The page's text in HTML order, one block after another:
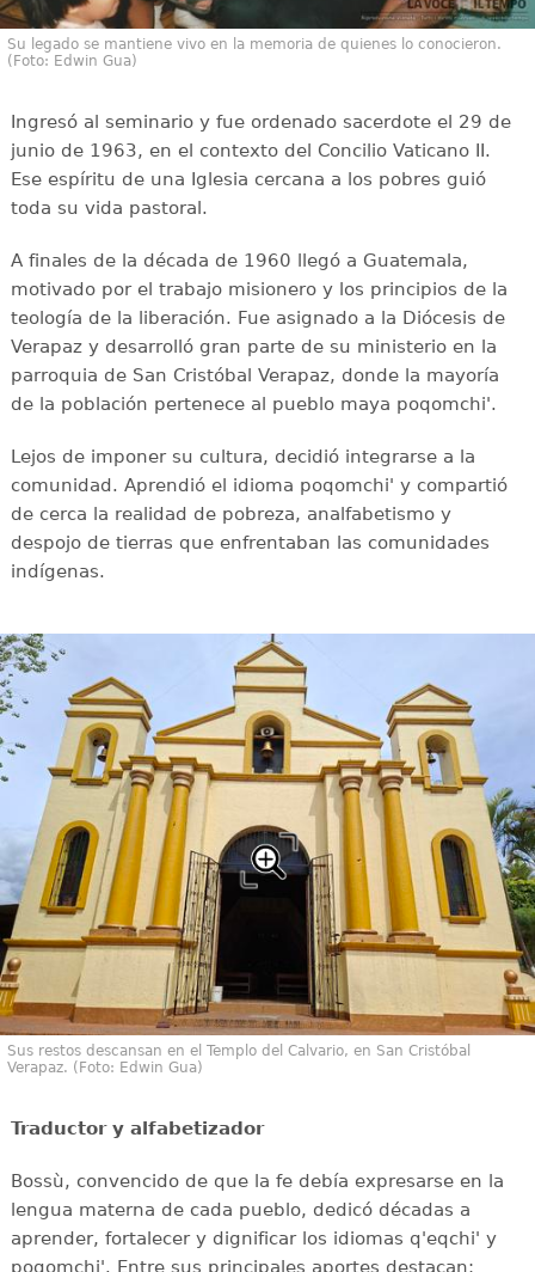
Su legado se mantiene vivo en la memoria de quienes lo conocieron.
(Foto: Edwin Gua)
Ingresó al seminario y fue ordenado sacerdote el 29 de
junio de 1963, en el contexto del Concilio Vaticano II.
Ese espíritu de una Iglesia cercana a los pobres guió
toda su vida pastoral.
A finales de la década de 1960 llegó a Guatemala,
motivado por el trabajo misionero y los principios de la
teología de la liberación. Fue asignado a la Diócesis de
Verapaz y desarrolló gran parte de su ministerio en la
parroquia de San Cristóbal Verapaz, donde la mayoría
de la población pertenece al pueblo maya poqomchi'.
Lejos de imponer su cultura, decidió integrarse a la
comunidad. Aprendió el idioma poqomchi' y compartió
de cerca la realidad de pobreza, analfabetismo y
despojo de tierras que enfrentaban las comunidades
indígenas.
Sus restos descansan en el Templo del Calvario, en San Cristóbal
Verapaz. (Foto: Edwin Gua)
Traductor y alfabetizador
Bossù, convencido de que la fe debía expresarse en la
lengua materna de cada pueblo, dedicó décadas a
aprender, fortalecer y dignificar los idiomas q'eqchi' y
poqomchi'. Entre sus principales aportes destacan: